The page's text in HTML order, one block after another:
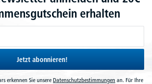
erhalten
Jetzt abonnieren!
erkennen Sie unsereDatenschutzbestimmungen an. Für Ihre